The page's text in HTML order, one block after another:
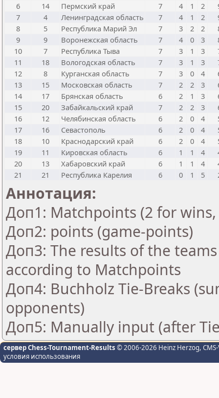
6
14 Пермский край 7 4 1 2
7
4 Ленинградская область 7 4 1 2
8
5 Республика Марий Эл 7 3 2 2
9
9 Воронежская область 7 4 0 3
10
7 Республика Тыва 7 3 1 3
11
18 Вологодская область 7 3 1 3
12
8 Курганская область 7 3 0 4
13
15 Московская область 7 2 2 3
14
17 Брянская область 6 2 1 3
15
20 Забайкальский край 7 2 2 3
16
12 Челябинская область 6 2 0 4
17
16 Севастополь 6 2 0 4
18
10 Краснодарский край 6 2 0 4
19
11 Кировская область 6 1 1 4
20
13 Хабаровский край 6 1 1 4
21
21 Республика Карелия 6 0 1 5
Аннотация:
Доп1: Matchpoints (2 for
Доп2: points (game-points)
Доп3: The results of the
according to Matchpoints
Доп4: Buchholz Tie-Breaks
opponents)
Доп5: Manually input (after
сервер Chess-Tournament-Results © 2006-2026 Heinz Herzog,
условия использования